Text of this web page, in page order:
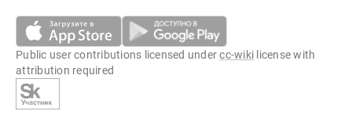
Public user contributions licensed undercc-wiki license with
attribution required